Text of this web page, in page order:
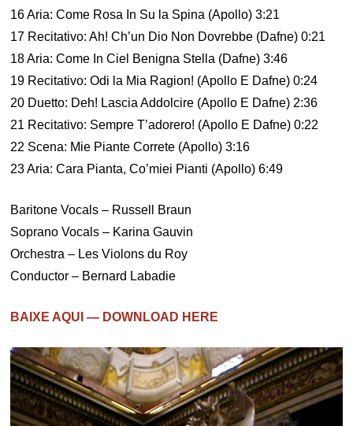
16 Aria: Come Rosa In Su la Spina (Apollo) 3:21
17 Recitativo: Ah! Ch’un Dio Non Dovrebbe (Dafne) 0:21
18 Aria: Come In Ciel Benigna Stella (Dafne) 3:46
19 Recitativo: Odi la Mia Ragion! (Apollo E Dafne) 0:24
20 Duetto: Deh! Lascia Addolcire (Apollo E Dafne) 2:36
21 Recitativo: Sempre T’adorero! (Apollo E Dafne) 0:22
22 Scena: Mie Piante Correte (Apollo) 3:16
23 Aria: Cara Pianta, Co’miei Pianti (Apollo) 6:49
Baritone Vocals – Russell Braun
Soprano Vocals – Karina Gauvin
Orchestra – Les Violons du Roy
Conductor – Bernard Labadie
BAIXE AQUI — DOWNLOAD HERE